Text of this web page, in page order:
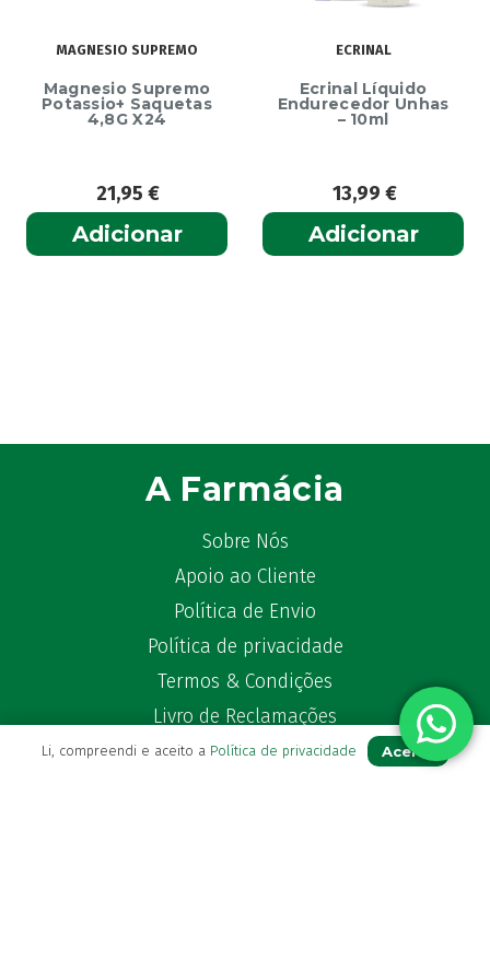
MAGNESIO SUPREMO
Magnesio Supremo
Potassio+ Saquetas
4,8G X24
21,95€
Adicionar
ECRINAL
Ecrinal Líquido
Endurecedor Unhas
– 10ml
13,99€
Adicionar
A Farmácia
Sobre Nós
Apoio ao Cliente
Política de Envio
Política de privacidade
Termos & Condições
Livro de Reclamações
Li, compreendi e aceito a Política de privacidade Aceito